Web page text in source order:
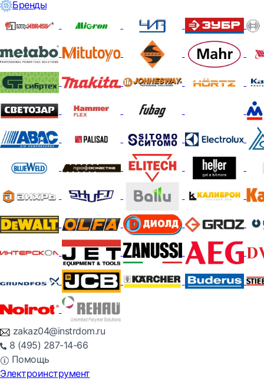
Бренды
zakaz04@instrdom.ru
8 (495) 287-14-66
Помощь
Электроинструмент